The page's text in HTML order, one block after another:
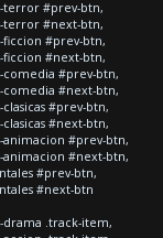
terror #prev-btn,
terror #next-btn,
#prev-btn,
ficcion #next-btn,
comedia #prev-btn,
comedia #next-btn,
#prev-btn,
#next-btn,
#prev-btn,
animacion #next-btn,
#prev-btn,
#next-btn
drama .track-item,